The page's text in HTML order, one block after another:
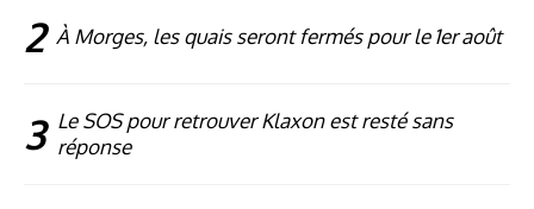
2 À Morges, les quais seront fermés pour le 1er août
3 Le SOS pour retrouver Klaxon est resté sans
réponse